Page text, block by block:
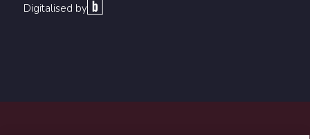
Digitalised by